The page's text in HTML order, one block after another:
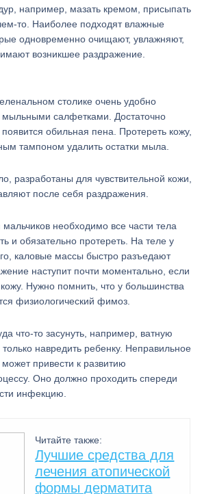
например, мазать кремом, присыпать
то. Наиболее подходят влажные
одновременно очищают, увлажняют,
возникшее раздражение.
столике очень удобно
мыльными салфетками. Достаточно
обильная пена. Протереть кожу,
тампоном удалить остатки мыла.
разработаны для чувствительной кожи,
после себя раздражения.
необходимо все части тела
и обязательно протереть. На теле у
каловые массы быстро разъедают
наступит почти моментально, если
Нужно помнить, что у большинства
физиологический фимоз.
что-то засунуть, например, ватную
навредить ребенку. Неправильное
привести к развитию
Оно должно проходить спереди
инфекцию.
Читайте также:
Лучшие средства для
лечения атопической
формы дерматита